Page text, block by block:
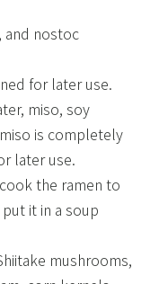
and nostoc
for later use.
miso, soy
is completely
later use.
the ramen to
it in a soup
mushrooms,